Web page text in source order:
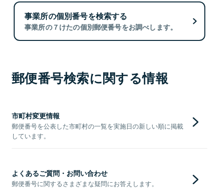
事業所の個別番号を検索する
事業所の７けたの個別郵便番号をお調べします。
郵便番号検索に関する情報
市町村変更情報
郵便番号を公表した市町村の一覧を実施日の新しい順に掲載
しています。
よくあるご質問・お問い合わせ
郵便番号に関するさまざまな疑問にお答えします。